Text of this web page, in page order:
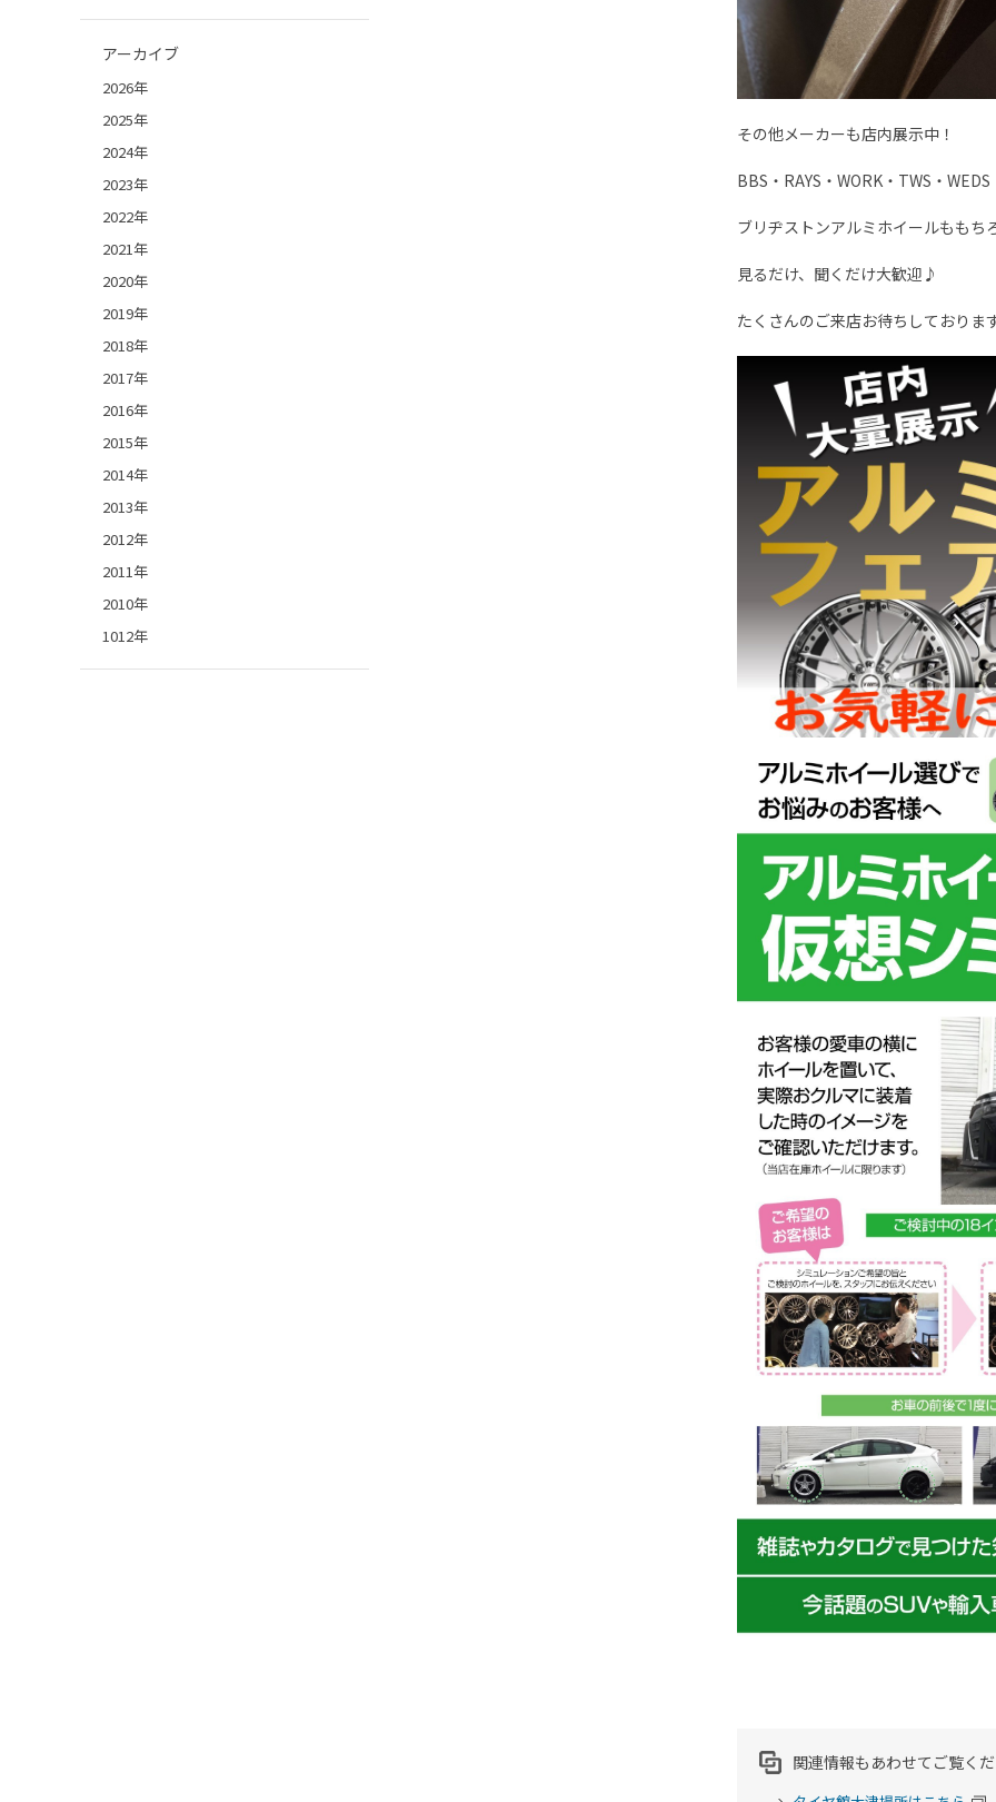
その他メーカーも店内展示中！
BBS・RAYS・WORK・TWS・
ブリヂストンアルミホイールもも
見るだけ、聞くだけ大歓迎♪
たくさんのご来店お待ちしておりま
関連情報もあわせてご覧く
アーカイブ
2026年
2025年
2024年
2023年
2022年
2021年
2020年
2019年
2018年
2017年
2016年
2015年
2014年
2013年
2012年
2011年
2010年
1012年